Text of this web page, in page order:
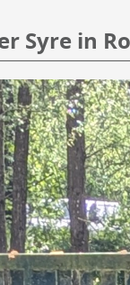
Syre in